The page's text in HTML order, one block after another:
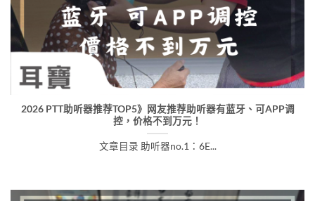
2026 PTT助听器推荐TOP5》网友推荐助听器有蓝牙、可APP调
控，价格不到万元！
文章目录 助听器no.1：6E...